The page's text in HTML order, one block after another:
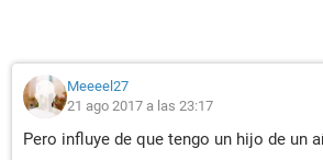
Meeeel27
21 ago 2017 a las 23:17
Pero influye de que tengo un hijo de un